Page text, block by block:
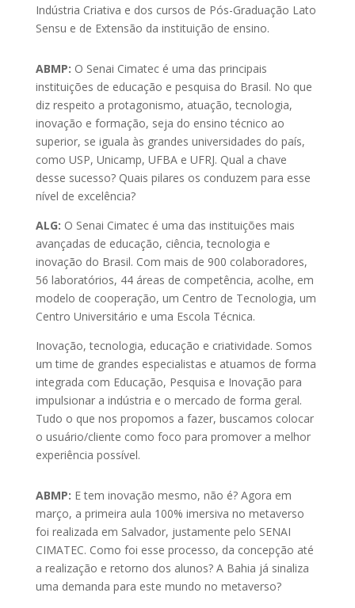
Indústria Criativa e dos cursos de Pós-Graduação Lato
Sensu e de Extensão da instituição de ensino.
ABMP: O Senai Cimatec é uma das principais
instituições de educação e pesquisa do Brasil. No que
diz respeito a protagonismo, atuação, tecnologia,
inovação e formação, seja do ensino técnico ao
superior, se iguala às grandes universidades do país,
como USP, Unicamp, UFBA e UFRJ. Qual a chave
desse sucesso? Quais pilares os conduzem para esse
nível de excelência?
ALG: O Senai Cimatec é uma das instituições mais
avançadas de educação, ciência, tecnologia e
inovação do Brasil. Com mais de 900 colaboradores,
56 laboratórios, 44 áreas de competência, acolhe, em
modelo de cooperação, um Centro de Tecnologia, um
Centro Universitário e uma Escola Técnica.
Inovação, tecnologia, educação e criatividade. Somos
um time de grandes especialistas e atuamos de forma
integrada com Educação, Pesquisa e Inovação para
impulsionar a indústria e o mercado de forma geral.
Tudo o que nos propomos a fazer, buscamos colocar
o usuário/cliente como foco para promover a melhor
experiência possível.
ABMP: E tem inovação mesmo, não é? Agora em
março, a primeira aula 100% imersiva no metaverso
foi realizada em Salvador, justamente pelo SENAI
CIMATEC. Como foi esse processo, da concepção até
a realização e retorno dos alunos? A Bahia já sinaliza
uma demanda para este mundo no metaverso?